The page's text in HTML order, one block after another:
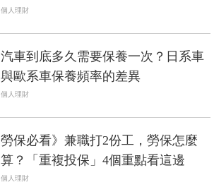
股也行
個人理財
汽車到底多久需要保養一次？日系車
與歐系車保養頻率的差異
個人理財
勞保必看》兼職打2份工，勞保怎麼
算？「重複投保」4個重點看這邊
個人理財